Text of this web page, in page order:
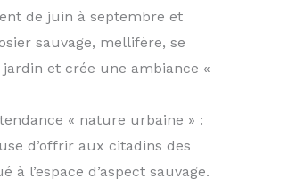
de juin à septembre et
sauvage, mellifère, se
et crée une ambiance «
« nature urbaine » :
d’offrir aux citadins des
l’espace d’aspect sauvage.